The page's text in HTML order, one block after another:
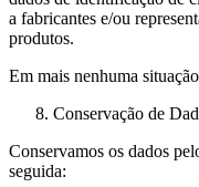
a fabricantes e/ou
produtos.
Em mais nenhuma
Conservação de
Conservamos os dados
seguida: